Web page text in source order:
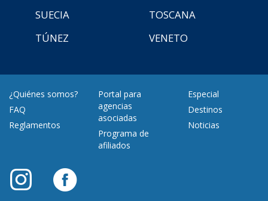
SUECIA
TOSCANA
TÚNEZ
VENETO
¿Quiénes somos?
FAQ
Reglamentos
Portal para
agencias
asociadas
Programa de
afiliados
Especial
Destinos
Noticias